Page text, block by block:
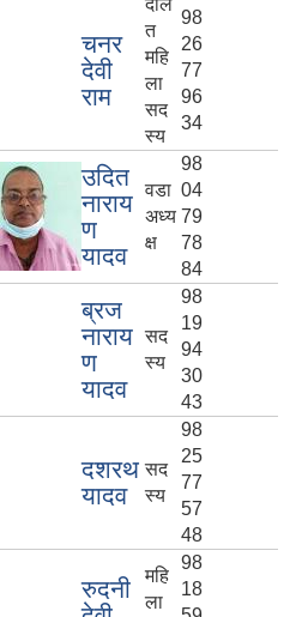
चनर
देवी
राम
दलि
त
महि
ला
सद
स्य
98
26
77
96
34
उदित
नाराय
ण
यादव
वडा
अध्य
क्ष
98
04
79
78
84
ब्रज
नाराय
ण
यादव
सद
स्य
98
19
94
30
43
दशरथ
यादव
सद
स्य
98
25
77
57
48
रुदनी
महि
ला
98
18